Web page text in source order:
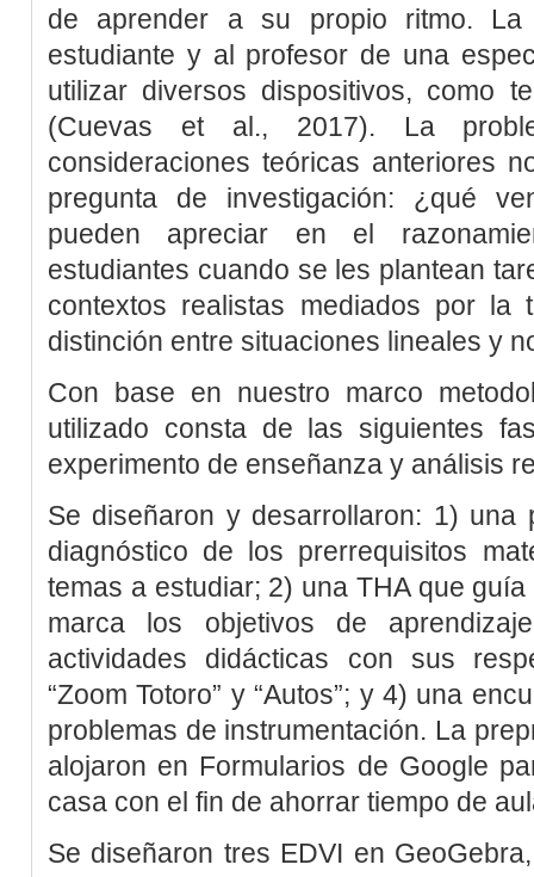
de aprender a su propio ritmo. La
estudiante y al profesor de una
utilizar diversos dispositivos, como
(Cuevas et al., 2017). La
consideraciones teóricas anteriores
pregunta de investigación: ¿qué
pueden apreciar en el
estudiantes cuando se les plantean
contextos realistas mediados por la
distinción entre situaciones lineales y
Con base en nuestro marco
utilizado consta de las siguientes
experimento de enseñanza y análisis
Se diseñaron y desarrollaron: 1) una
diagnóstico de los prerrequisitos
temas a estudiar; 2) una THA que
marca los objetivos de
actividades didácticas con sus
“Zoom Totoro” y “Autos”; y 4) una
problemas de instrumentación. La
alojaron en Formularios de Google
casa con el fin de ahorrar tiempo de
Se diseñaron tres EDVI en